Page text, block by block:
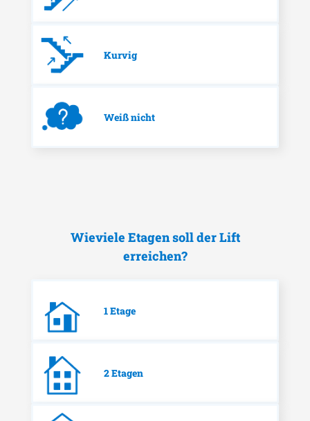
Kurvig
Weiß nicht
Wieviele Etagen soll der Lift
erreichen?
1 Etage
2 Etagen